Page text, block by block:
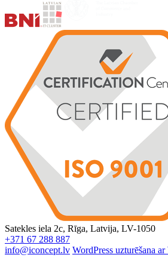
Satekles iela 2c, Rīga, Latvija, LV-1050
+371 67 288 887
info@iconcept.lv WordPress uzturēšana